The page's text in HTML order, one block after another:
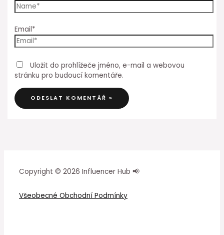
Email*
Uložit do prohlížeče jméno, e-mail a webovou
stránku pro budoucí komentáře.
Copyright © 2026 Influencer Hub 📢
Všeobecné Obchodní Podmínky